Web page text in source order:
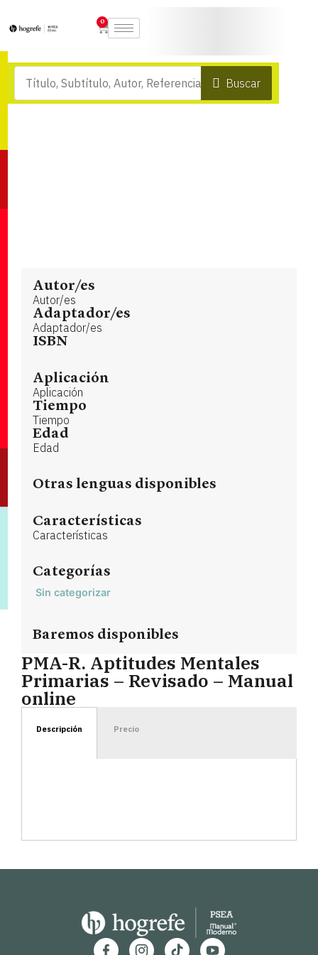
0
Buscar
Autor/es
Autor/es
Adaptador/es
Adaptador/es
ISBN
Aplicación
Aplicación
Tiempo
Tiempo
Edad
Edad
Otras lenguas disponibles
Características
Características
Categorías
Sin categorizar
Baremos disponibles
PMA-R. Aptitudes Mentales
Primarias – Revisado – Manual
online
Descripción Precio